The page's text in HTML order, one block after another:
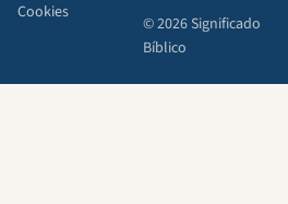
Cookies
© 2026 Significado
Bíblico